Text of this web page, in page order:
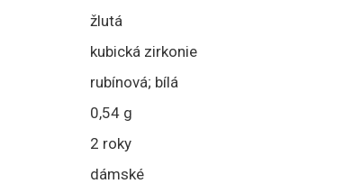
žlutá
kubická zirkonie
rubínová; bílá
0,54 g
2 roky
dámské